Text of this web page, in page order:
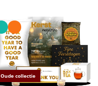
Oude collectie